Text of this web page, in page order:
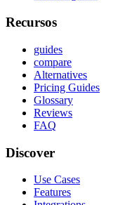
Recursos
guides
compare
Alternatives
Pricing Guides
Glossary
Reviews
FAQ
Discover
Use Cases
Features